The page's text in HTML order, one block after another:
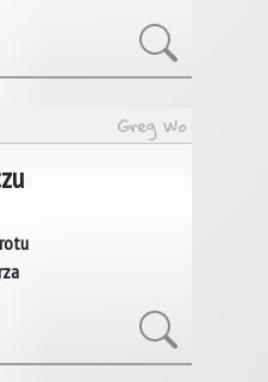
Greg Wo